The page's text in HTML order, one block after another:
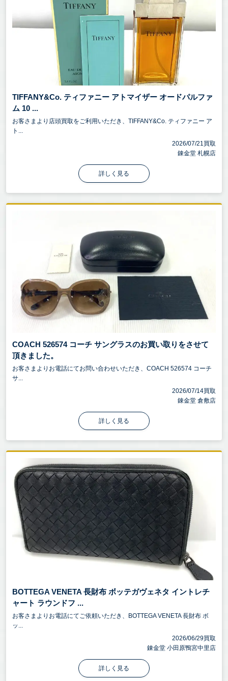
TIFFANY&Co. ティファニー アトマイザー オードパルファ
ム 10 ...
お客さまより店頭買取をご利用いただき、TIFFANY&Co. ティファニー ア
ト...
2026/07/21買取
錬金堂 札幌店
詳しく見る
COACH 526574 コーチ サングラスのお買い取りをさせて
頂きました。
お客さまよりお電話にてお問い合わせいただき、COACH 526574 コーチ
サ...
2026/07/14買取
錬金堂 倉敷店
詳しく見る
BOTTEGA VENETA 長財布 ボッテガヴェネタ イントレチ
ャート ラウンドフ ...
お客さまよりお電話にてご依頼いただき、BOTTEGA VENETA 長財布 ボ
ッ...
2026/06/29買取
錬金堂 小田原鴨宮中里店
詳しく見る